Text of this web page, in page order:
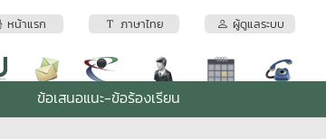
หน้าแรก ภาษาไทย ผู้ดูแลระบบ
ข้อเสนอแนะ-ข้อร้องเรียน